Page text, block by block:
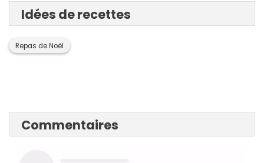
Idées de recettes
Repas de Noël
Commentaires